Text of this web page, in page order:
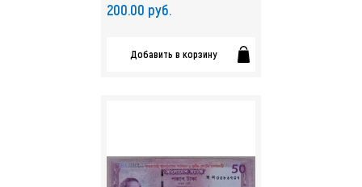
200.00 руб.
Добавить в корзину